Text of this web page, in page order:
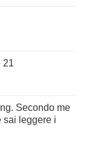
21
sai leggere i